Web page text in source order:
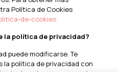
Política de Cookies
de-cookies
la política de privacidad?
puede modificarse. Te
la política de privacidad con
te avisaremos cuando